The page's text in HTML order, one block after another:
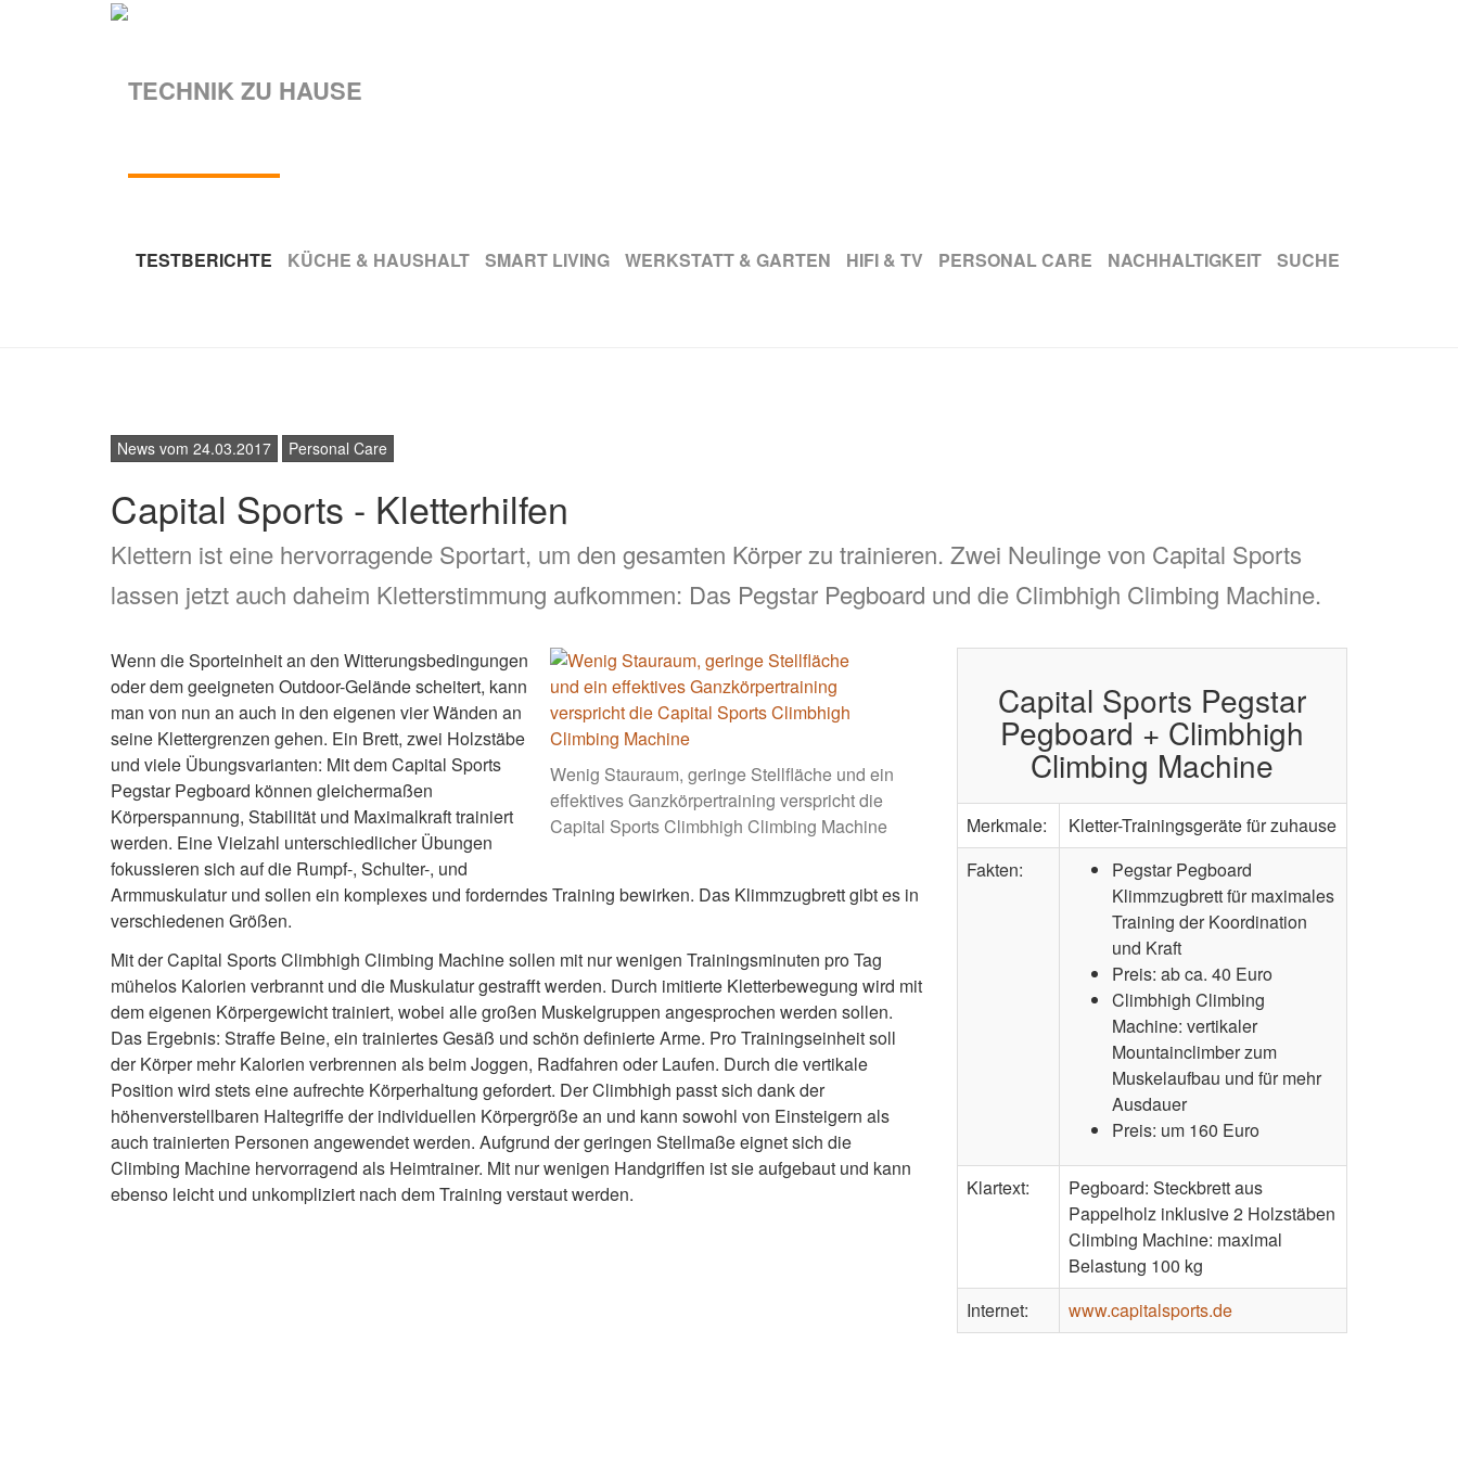
TESTBERICHTE KÜCHE & HAUSHALT SMART LIVING WERKSTATT & GARTEN HIFI & TV PERSONAL CARE NACHHALTIGKEIT SUCHE
News vom 24.03.2017 Personal Care
Capital Sports - Kletterhilfen
Klettern ist eine hervorragende Sportart, um den gesamten Körper zu trainieren. Zwei Neulinge von Capital Sports
lassen jetzt auch daheim Kletterstimmung aufkommen: Das Pegstar Pegboard und die Climbhigh Climbing Machine.
Wenig Stauraum, geringe Stellfläche und ein
effektives Ganzkörpertraining verspricht die
Capital Sports Climbhigh Climbing Machine
Wenn die Sporteinheit an den Witterungsbedingungen
oder dem geeigneten Outdoor-Gelände scheitert, kann
man von nun an auch in den eigenen vier Wänden an
seine Klettergrenzen gehen. Ein Brett, zwei Holzstäbe
und viele Übungsvarianten: Mit dem Capital Sports
Pegstar Pegboard können gleichermaßen
Körperspannung, Stabilität und Maximalkraft trainiert
werden. Eine Vielzahl unterschiedlicher Übungen
fokussieren sich auf die Rumpf-, Schulter-, und
Armmuskulatur und sollen ein komplexes und forderndes Training bewirken. Das Klimmzugbrett gibt es in
verschiedenen Größen.
Mit der Capital Sports Climbhigh Climbing Machine sollen mit nur wenigen Trainingsminuten pro Tag
mühelos Kalorien verbrannt und die Muskulatur gestrafft werden. Durch imitierte Kletterbewegung wird mit
dem eigenen Körpergewicht trainiert, wobei alle großen Muskelgruppen angesprochen werden sollen.
Das Ergebnis: Straffe Beine, ein trainiertes Gesäß und schön definierte Arme. Pro Trainingseinheit soll
der Körper mehr Kalorien verbrennen als beim Joggen, Radfahren oder Laufen. Durch die vertikale
Position wird stets eine aufrechte Körperhaltung gefordert. Der Climbhigh passt sich dank der
höhenverstellbaren Haltegriffe der individuellen Körpergröße an und kann sowohl von Einsteigern als
auch trainierten Personen angewendet werden. Aufgrund der geringen Stellmaße eignet sich die
Climbing Machine hervorragend als Heimtrainer. Mit nur wenigen Handgriffen ist sie aufgebaut und kann
ebenso leicht und unkompliziert nach dem Training verstaut werden.
Capital Sports Pegstar
Pegboard + Climbhigh
Climbing Machine
Merkmale:
Kletter-Trainingsgeräte für zuhause
Fakten:
Pegstar Pegboard
Klimmzugbrett für maximales
Training der Koordination
und Kraft
Preis: ab ca. 40 Euro
Climbhigh Climbing
Machine: vertikaler
Mountainclimber zum
Muskelaufbau und für mehr
Ausdauer
Preis: um 160 Euro
Klartext:
Pegboard: Steckbrett aus
Pappelholz inklusive 2 Holzstäben
Climbing Machine: maximal
Belastung 100 kg
Internet:
www.capitalsports.de